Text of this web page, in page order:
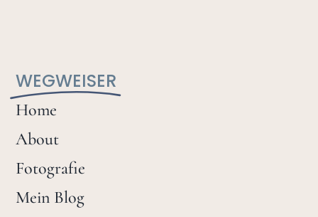
WEGWEISER
Home
About
Fotografie
Mein Blog